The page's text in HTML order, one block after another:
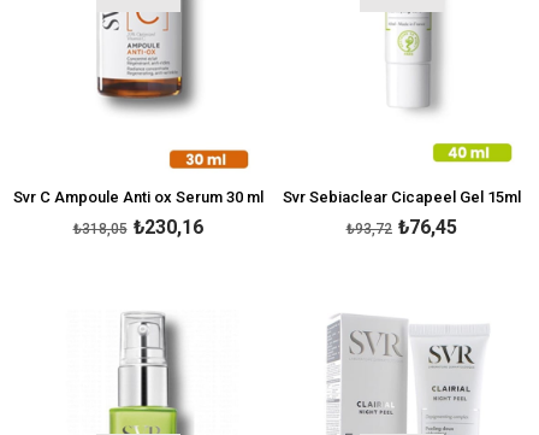
Svr C Ampoule Anti ox Serum 30 ml
₺230,16
₺318,05
Svr Sebiaclear Cicapeel Gel 15ml
₺76,45
₺93,72